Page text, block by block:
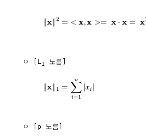
∥x∥2 = < x,x >= x ⋅ x = x
  ㅇ [L
1 노름]
x 1 =
n
∑
i=1
|xi
  ㅇ [p 노름]